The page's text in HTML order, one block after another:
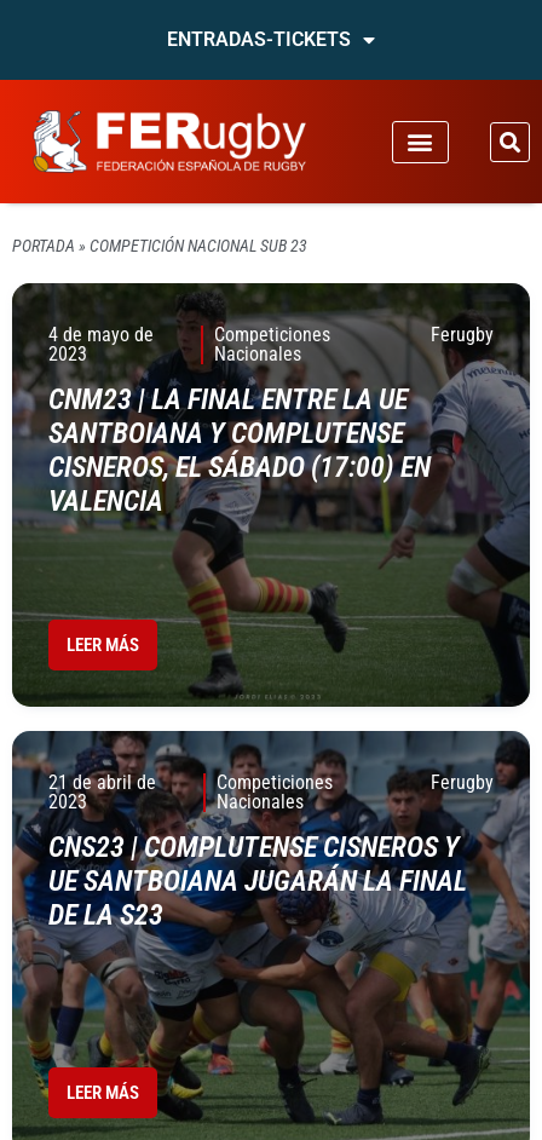
ENTRADAS-TICKETS
PORTADA » COMPETICIÓN NACIONAL SUB 23
4 de mayo de
2023
Competiciones
Nacionales
Ferugby
CNM23 | LA FINAL ENTRE LA UE
SANTBOIANA Y COMPLUTENSE
CISNEROS, EL SÁBADO (17:00) EN
VALENCIA
LEER MÁS
21 de abril de
2023
Competiciones
Nacionales
Ferugby
CNS23 | COMPLUTENSE CISNEROS Y
UE SANTBOIANA JUGARÁN LA FINAL
DE LA S23
LEER MÁS